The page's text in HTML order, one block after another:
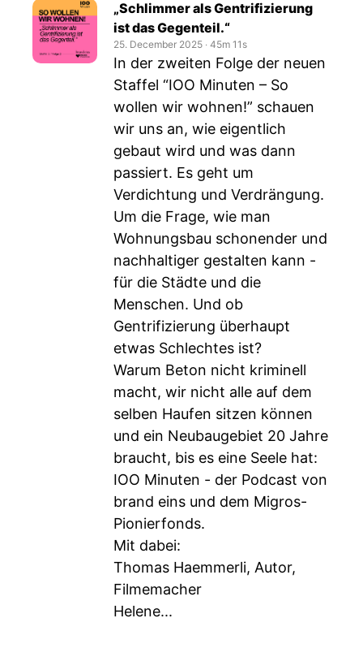
„Schlimmer als Gentrifizierung
ist das Gegenteil.“
25. December 2025 ‧ 45m 11s
In der zweiten Folge der neuen
Staffel “IOO Minuten – So
wollen wir wohnen!” schauen
wir uns an, wie eigentlich
gebaut wird und was dann
passiert. Es geht um
Verdichtung und Verdrängung.
Um die Frage, wie man
Wohnungsbau schonender und
nachhaltiger gestalten kann -
für die Städte und die
Menschen. Und ob
Gentrifizierung überhaupt
etwas Schlechtes ist?
Warum Beton nicht kriminell
macht, wir nicht alle auf dem
selben Haufen sitzen können
und ein Neubaugebiet 20 Jahre
braucht, bis es eine Seele hat:
IOO Minuten - der Podcast von
brand eins und dem Migros-
Pionierfonds.
Mit dabei:
Thomas Haemmerli, Autor,
Filmemacher
Helene...